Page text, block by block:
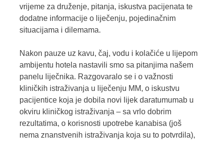
vrijeme za druženje, pitanja, iskustva pacijenata te
dodatne informacije o liječenju, pojedinačnim
situacijama i dilemama.
Nakon pauze uz kavu, čaj, vodu i kolačiće u lijepom
ambijentu hotela nastavili smo sa pitanjima našem
panelu liječnika. Razgovaralo se i o važnosti
kliničkih istraživanja u liječenju MM, o iskustvu
pacijentice koja je dobila novi lijek daratumumab u
okviru kliničkog istraživanja – sa vrlo dobrim
rezultatima, o korisnosti upotrebe kanabisa (još
nema znanstvenih istraživanja koja su to potvrdila),